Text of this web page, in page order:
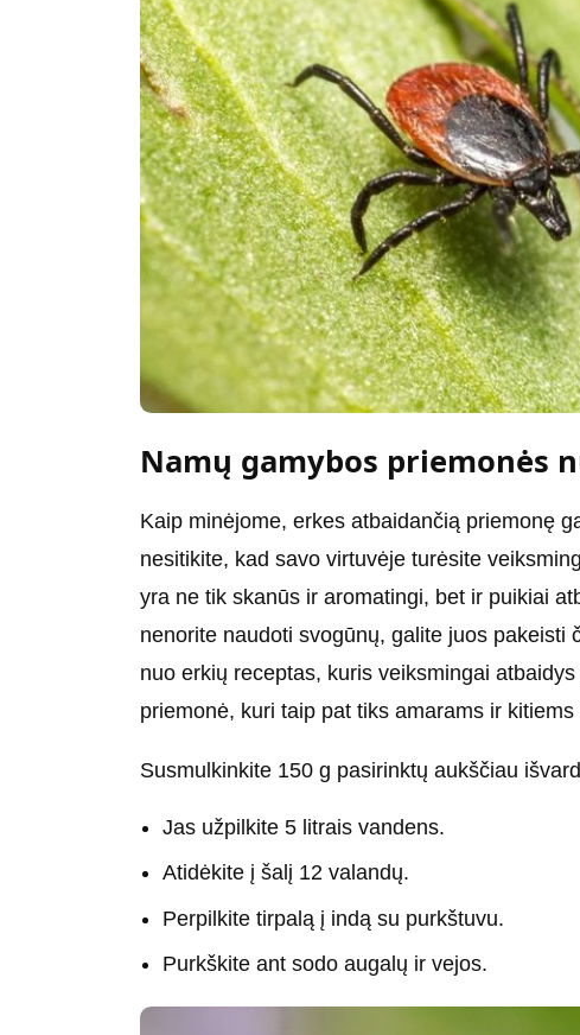
Namų gamybos priemonės
Kaip minėjome, erkes atbaidančią priemonę
nesitikite, kad savo virtuvėje turėsite
yra ne tik skanūs ir aromatingi, bet ir puikiai
nenorite naudoti svogūnų, galite juos
nuo erkių receptas, kuris veiksmingai
priemonė, kuri taip pat tiks amarams ir
Susmulkinkite 150 g pasirinktų aukščiau
Jas užpilkite 5 litrais vandens.
Atidėkite į šalį 12 valandų.
Perpilkite tirpalą į indą su purkštuvu.
Purkškite ant sodo augalų ir vejos.